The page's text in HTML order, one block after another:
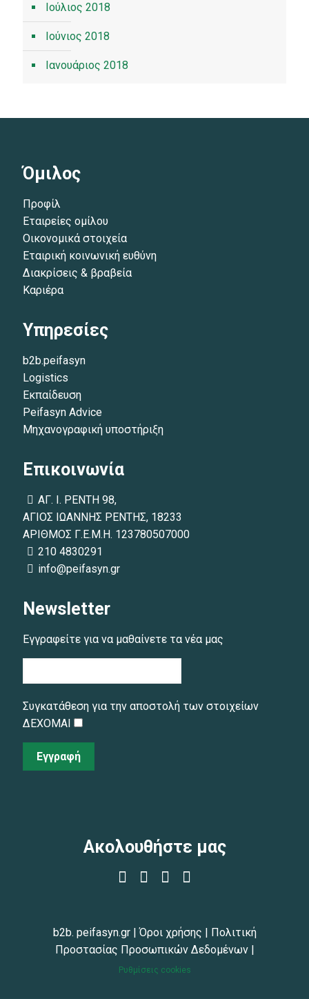
Ιούλιος 2018
Ιούνιος 2018
Ιανουάριος 2018
Όμιλος
Προφίλ
Εταιρείες ομίλου
Οικονομικά στοιχεία
Εταιρική κοινωνική ευθύνη
Διακρίσεις & βραβεία
Καριέρα
Υπηρεσίες
b2b.peifasyn
Logistics
Εκπαίδευση
Peifasyn Advice
Μηχανογραφική υποστήριξη
Επικοινωνία
ΑΓ. Ι. ΡΕΝΤΗ 98,
ΑΓΙΟΣ ΙΩΑΝΝΗΣ ΡΕΝΤΗΣ, 18233
ΑΡΙΘΜΟΣ Γ.Ε.Μ.Η. 123780507000
210 4830291
info@peifasyn.gr
Newsletter
Εγγραφείτε για να μαθαίνετε τα νέα μας
Συγκατάθεση για την αποστολή των στοιχείων
ΔΕΧΟΜΑΙ
Εγγραφή
Ακολουθήστε μας
b2b. peifasyn.gr|Όροι χρήσης | Πολιτική
Προστασίας Προσωπικών Δεδομένων|
Ρυθμίσεις cookies